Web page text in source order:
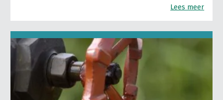
Lees meer